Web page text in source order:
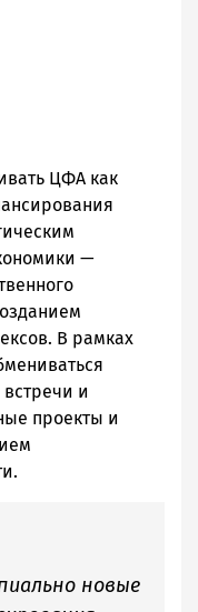
ЦФА как
—
В рамках
и
проекты и
новые